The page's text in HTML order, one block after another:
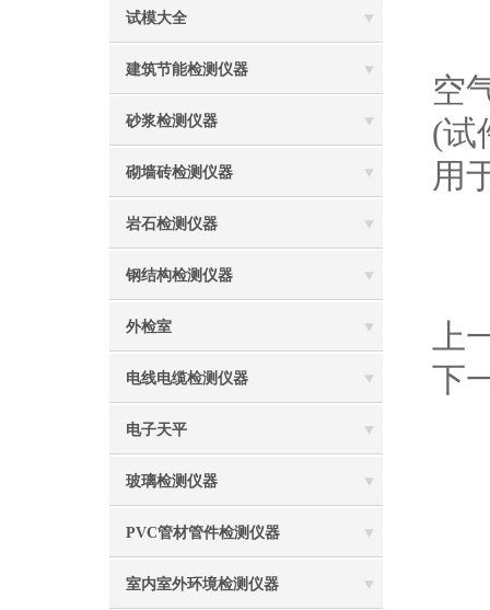
试模大全
建筑节能检测仪器
砂浆检测仪器
砌墙砖检测仪器
岩石检测仪器
钢结构检测仪器
外检室
电线电缆检测仪器
电子天平
玻璃检测仪器
PVC管材管件检测仪器
室内室外环境检测仪器
空
(试
用
上
下